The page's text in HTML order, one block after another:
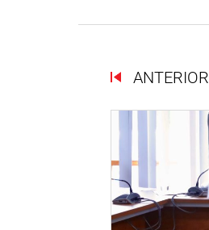
ANTERIOR